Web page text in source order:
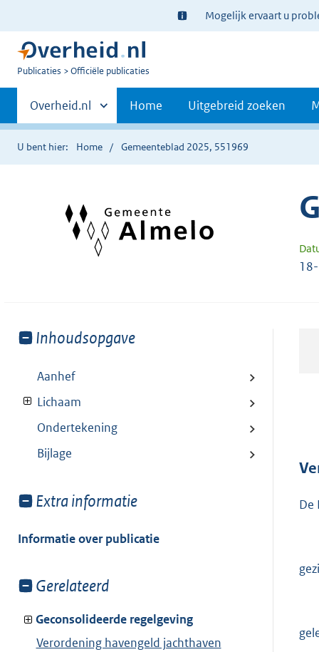
Ter
informatie:
Mogelijk ervaart u
U
Publicaties Officiële publicaties
Primaire
navigatie
Andere
sites
binnen
Overheid.nl Home Uitgebreid zoeken
U bent hier: Home Gemeenteblad 2025, 551969
Toon
van:
Inhoudsopgave
Aanhef
Lichaam
Ondertekening
Bijlage
Toon
van:
Extra informatie
Informatie over publicatie
Toon
van:
Gerelateerd
Geconsolideerde regelgeving
Verordening havengeld jachthaven
De